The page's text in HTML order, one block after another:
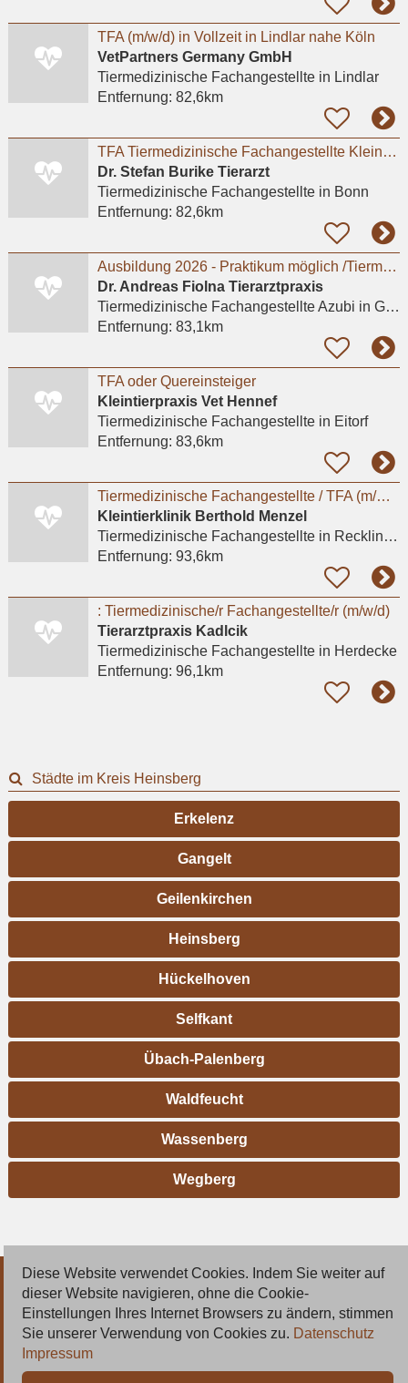
TFA (m/w/d) in Vollzeit in Lindlar nahe Köln
VetPartners Germany GmbH
Tiermedizinische Fachangestelltein Lindlar
Entfernung: 82,6km
TFA Tiermedizinische Fachangestellte Kleintierpraxis in Bonn
Dr. Stefan Burike Tierarzt
Tiermedizinische Fachangestelltein Bonn
Entfernung: 82,6km
Ausbildung 2026 - Praktikum möglich /Tiermedizinische Fachangestellte m/w/d
Dr. Andreas Fiolna Tierarztpraxis
Tiermedizinische Fachangestellte Azubi in Gelsenkirchen
Entfernung: 83,1km
TFA oder Quereinsteiger
Kleintierpraxis Vet Hennef
Tiermedizinische Fachangestelltein Eitorf
Entfernung: 83,6km
Tiermedizinische Fachangestellte / TFA (m/w/d) für die Anmeldung - Recklinghausen
Kleintierklinik Berthold Menzel
Tiermedizinische Fachangestelltein Recklinghausen
Entfernung: 93,6km
: Tiermedizinische/r Fachangestellte/r (m/w/d)
Tierarztpraxis Kadlcik
Tiermedizinische Fachangestelltein Herdecke
Entfernung: 96,1km
Städte im Kreis Heinsberg
Erkelenz
Gangelt
Geilenkirchen
Heinsberg
Hückelhoven
Selfkant
Übach-Palenberg
Waldfeucht
Wassenberg
Wegberg
© 2026 Deutsche Jobmarkt GmbH
Inserieren
Kontakt
Diese Website verwendet Cookies. Indem Sie weiter auf
dieser Website navigieren, ohne die Cookie-
Einstellungen Ihres Internet Browsers zu ändern, stimmen
Sie unserer Verwendung von Cookies zu. Datenschutz
Impressum